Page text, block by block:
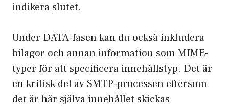
indikera slutet.
Under DATA-fasen kan du också inkludera
bilagor och annan information som MIME-
typer för att specificera innehållstyp. Det är
en kritisk del av SMTP-processen eftersom
det är här själva innehållet skickas